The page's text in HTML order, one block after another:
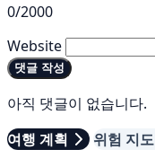
0/2000
Website
댓글 작성
아직 댓글이 없습니다.
여행 계획
위험 지도